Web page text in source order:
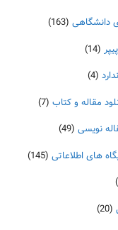
دانشگاهی (163)
(14)
(4)
مقاله و کتاب (7)
نویسی (49)
های اطلاعاتی (145)
(20)